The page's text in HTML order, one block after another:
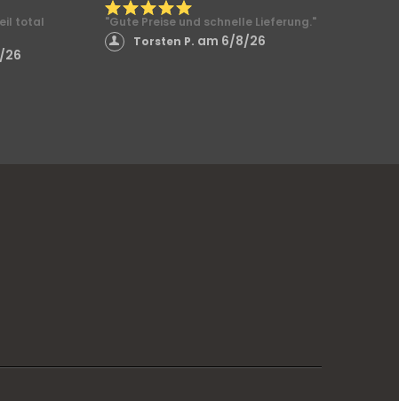
total
26
"Gute Preise und schnelle Lieferung."
Torsten P. am 6/8/26